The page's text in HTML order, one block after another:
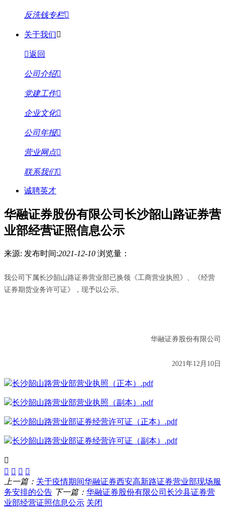
反洗钱专栏
关于我们
返回
公司介绍
党建工作
企业文化
公司年报
营业网点
联系我们
诚聘英才
华融证券股份有限公司长沙韶山路证券营
业部经营证照信息公示
来源: 发布时间:2021-12-10 浏览量：
我公司下属长沙韶山路证券营业部已换领《工商营业执照》、《经营
证券期货业务许可证》，现予以公示。
华融证券股份有限公司
2021年12月10日
长沙韶山路营业部营业执照（正本）.pdf
长沙韶山路营业部营业执照（副本）.pdf
长沙韶山路营业部证券经营许可证（正本）.pdf
长沙韶山路营业部证券经营许可证（副本）.pdf
上一篇： 关于疫情期间华融证券西安高新路证券营业部现场服
务安排的公告 下一篇： 华融证券股份有限公司长沙县证券营
业部经营证照信息公示 关闭